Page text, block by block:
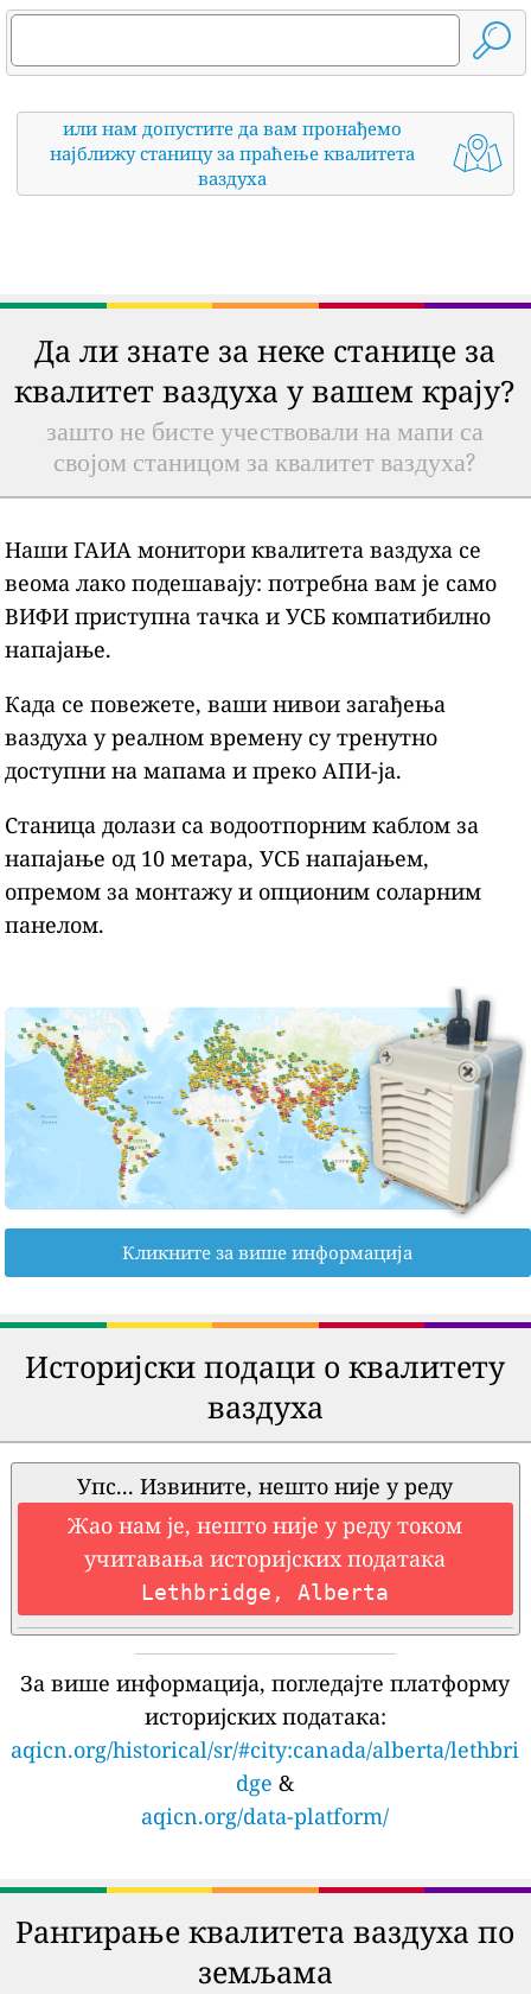
или нам допустите да вам пронађемо
најближу станицу за праћење квалитета
ваздуха
Да ли знате за неке станице за
квалитет ваздуха у вашем крају?
зашто не бисте учествовали на мапи са
својом станицом за квалитет ваздуха?
Наши ГАИА монитори квалитета ваздуха се
веома лако подешавају: потребна вам је само
ВИФИ приступна тачка и УСБ компатибилно
напајање.
Када се повежете, ваши нивои загађења
ваздуха у реалном времену су тренутно
доступни на мапама и преко АПИ-ја.
Станица долази са водоотпорним каблом за
напајање од 10 метара, УСБ напајањем,
опремом за монтажу и опционим соларним
панелом.
Кликните за више информација
Историјски подаци о квалитету
ваздуха
Упс... Извините, нешто није у реду
Жао нам је, нешто није у реду током
учитавања историјских података
Lethbridge, Alberta
За више информација, погледајте платформу
историјских података:
aqicn.org/historical/sr/#city:canada/alberta/lethbri
dge &
aqicn.org/data-platform/
Рангирање квалитета ваздуха по
земљама